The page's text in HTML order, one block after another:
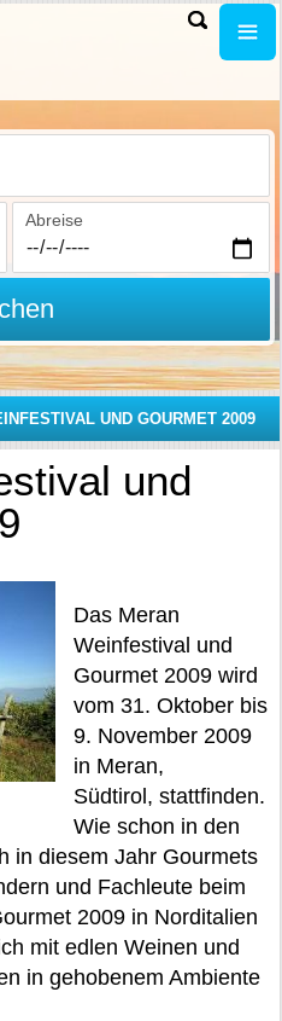
Abreise
UND GOURMET 2009
und
Das Meran
Weinfestival und
Gourmet 2009 wird
vom 31. Oktober bis
9. November 2009
in Meran,
Südtirol, stattfinden.
Wie schon in den
in diesem Jahr Gourmets
und Fachleute beim
2009 in Norditalien
mit edlen Weinen und
in gehobenem Ambiente